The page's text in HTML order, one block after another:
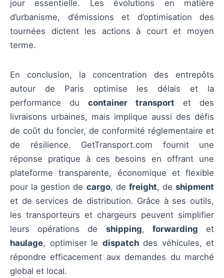
jour essentielle. Les évolutions en matière
d’urbanisme, d’émissions et d’optimisation des
tournées dictent les actions à court et moyen
terme.
En conclusion, la concentration des entrepôts
autour de Paris optimise les délais et la
performance du container transport et des
livraisons urbaines, mais implique aussi des défis
de coût du foncier, de conformité réglementaire et
de résilience. GetTransport.com fournit une
réponse pratique à ces besoins en offrant une
plateforme transparente, économique et flexible
pour la gestion de cargo, de freight, de shipment
et de services de distribution. Grâce à ses outils,
les transporteurs et chargeurs peuvent simplifier
leurs opérations de shipping, forwarding et
haulage, optimiser le dispatchdes véhicules, et
répondre efficacement aux demandes du marché
global et local.